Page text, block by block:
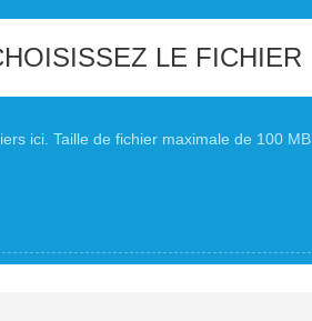
LE FICHIER
ici. Taille de fichier maximale de 100